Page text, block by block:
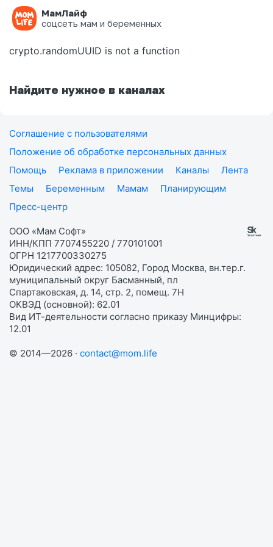
МамЛайф
соцсеть мам и беременных
Ошибка на странице
crypto.randomUUID is not a function
Найдите нужное в каналах
Соглашение с пользователями
Положение об обработке персональных данных
Помощь
Реклама в приложении Каналы
Лента
Темы
Беременным Мамам
Планирующим
Пресс-центр
ООО «Мам Софт»
ИНН/КПП 7707455220 / 770101001
ОГРН 1217700330275
Юридический адрес: 105082, Город Москва, вн.тер.г.
муниципальный округ Басманный, пл
Спартаковская, д. 14, стр. 2, помещ. 7Н
ОКВЭД (основной): 62.01
Вид ИТ-деятельности согласно приказу Минцифры:
12.01
© 2014—2026 · contact@mom.life